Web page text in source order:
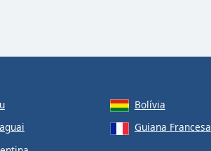
Bolívia
Guiana Francesa